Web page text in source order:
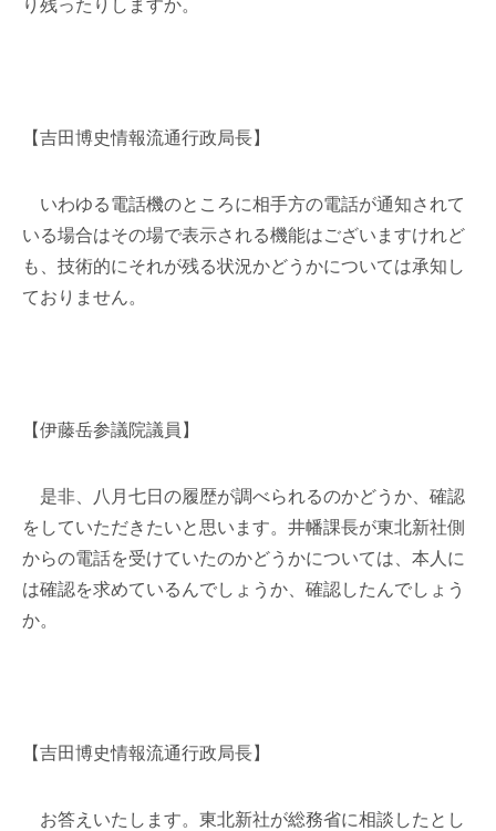
り残ったりしますか。
【吉田博史情報流通行政局長】
いわゆる電話機のところに相手方の電話が通知されて
いる場合はその場で表示される機能はございますけれど
も、技術的にそれが残る状況かどうかについては承知し
ておりません。
【伊藤岳参議院議員】
是非、八月七日の履歴が調べられるのかどうか、確認
をしていただきたいと思います。井幡課長が東北新社側
からの電話を受けていたのかどうかについては、本人に
は確認を求めているんでしょうか、確認したんでしょう
か。
【吉田博史情報流通行政局長】
お答えいたします。東北新社が総務省に相談したとし